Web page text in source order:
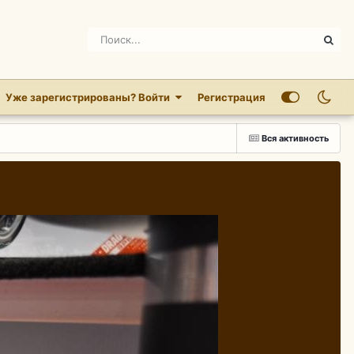
Уже зарегистрированы? Войти Регистрация
Вся активность